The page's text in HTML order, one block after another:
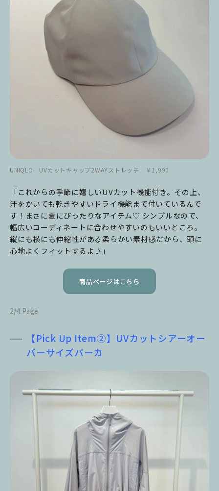
UNIQLO UVカットキャップ2WAYストレッチ ￥1,990
「これからの季節に嬉しいUVカット機能付き。その上、
汗をかいても乾きやすいドライ機能まで付いているんで
す！まさに夏にぴったりなアイテム♡ シンプルなので、
幅広いコーディネートに合わせやすいのもいいところ。
縦にも横にも伸縮性がある柔らかい素材感だから、頭に
心地よくフィットするよ♪」
商品ページはこちら
2/4 Page
【Pick Up Item②】UVカットシアーオー
バーサイズパーカ